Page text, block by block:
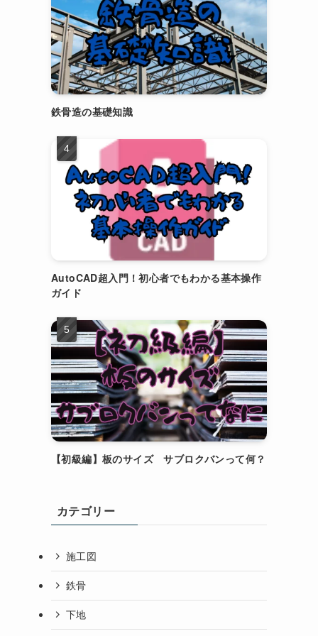
鉄骨造の基礎知識
AutoCAD超入門！初心者でもわかる基本操作
ガイド
【初級編】板のサイズ サブロクバンって何？
カテゴリー
施工図
鉄骨
下地